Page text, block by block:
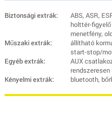
Biztonsági extrák:
ABS, ASR,
holttér-
menetfény,
Műszaki extrák:
állítható
start-stop/
Egyéb extrák:
AUX
Kényelmi extrák:
bluetooth,